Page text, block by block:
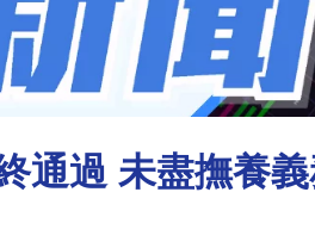
通過 未盡撫養